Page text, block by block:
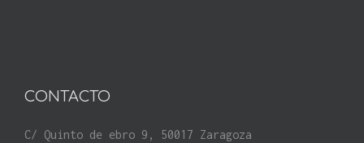
CONTACTO
C/ Quinto de ebro 9, 50017 Zaragoza